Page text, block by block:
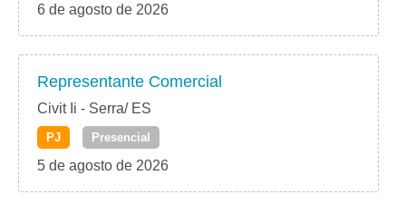
6 de agosto de 2026
Representante Comercial
Civit Ii - Serra/ ES
PJ Presencial
5 de agosto de 2026